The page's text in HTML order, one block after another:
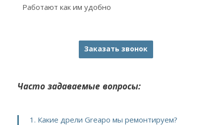
Работают как им удобно
Заказать звонок
Часто задаваемые вопросы:
1. Какие дрели Greapo мы ремонтируем?